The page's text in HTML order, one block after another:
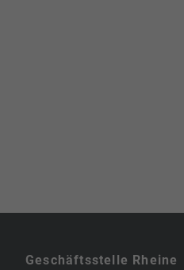
Geschäftsstelle Rheine